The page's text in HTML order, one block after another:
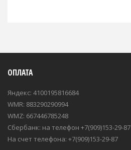
ОПЛАТА
Яндекс: 4100195816684
WMR: 883290290994
WMZ: 667446785248
Сбербанк: на телефон +7(909)153-29-87
На счет телефона: +7(909)153-29-87